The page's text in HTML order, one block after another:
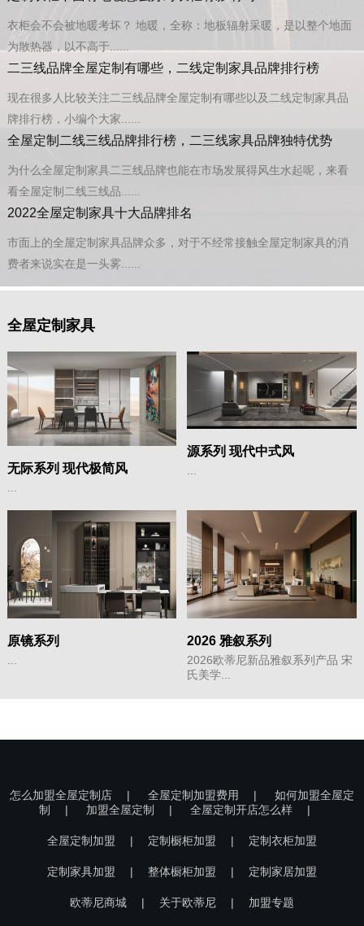
衣柜会不会被地暖考坏？ 地暖，全称：地板辐射采暖，是以整个地面
为散热器，以不高于......
二三线品牌全屋定制有哪些，二线定制家具品牌排行榜
现在很多人比较关注二三线品牌全屋定制有哪些以及二线定制家具品
牌排行榜，小编个大家......
全屋定制二线三线品牌排行榜，二三线家具品牌独特优势
为什么全屋定制家具二三线品牌也能在市场发展得风生水起呢，来看
看全屋定制二线三线品......
2022全屋定制家具十大品牌排名
市面上的全屋定制家具品牌众多，对于不经常接触全屋定制家具的消
费者来说实在是一头雾......
全屋定制家具
无际系列 现代极简风
源系列 现代中式风
原镜系列 2026 雅叙系列
2026欧蒂尼新品雅叙系列产品 宋
氏美学...
怎么加盟全屋定制店 | 全屋定制加盟费用 |
如何加盟全屋定
制
| 加盟全屋定制 | 全屋定制开店怎么样 |
全屋定制加盟 | 定制橱柜加盟 | 定制衣柜加盟
定制家具加盟 | 整体橱柜加盟 | 定制家居加盟
欧蒂尼商城 | 关于欧蒂尼 | 加盟专题